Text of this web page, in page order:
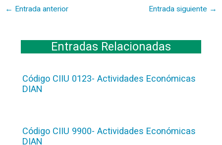
← Entrada anterior Entrada siguiente →
Entradas Relacionadas
Código CIIU 0123- Actividades Económicas
DIAN
Código CIIU 9900- Actividades Económicas
DIAN